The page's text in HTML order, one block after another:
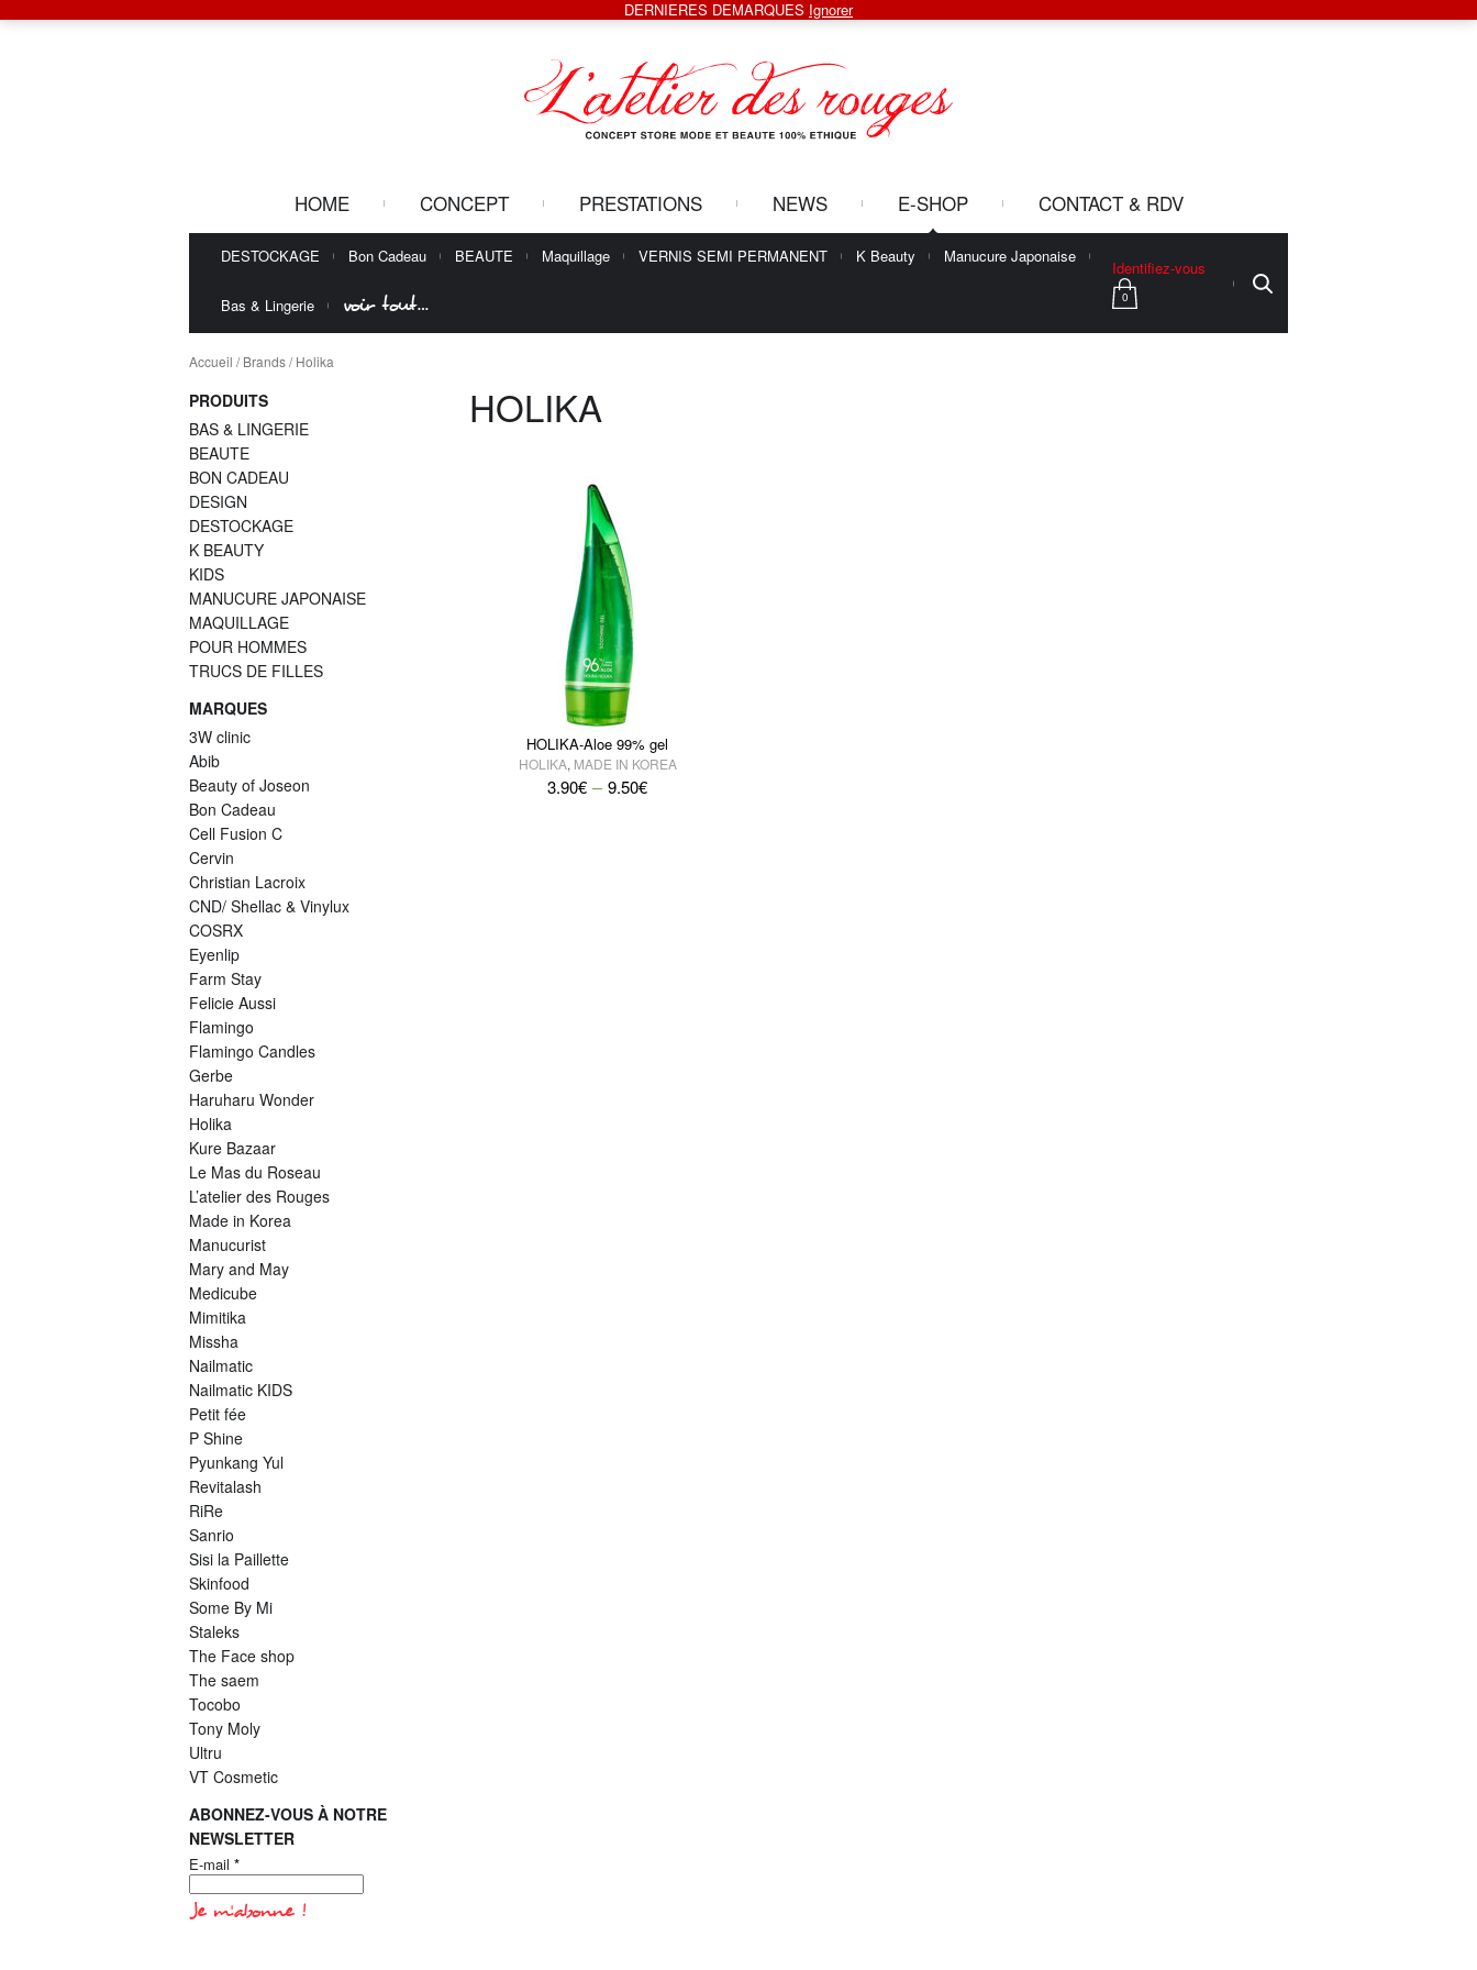
HOME CONCEPT PRESTATIONS NEWS E-SHOP CONTACT & RDV
DESTOCKAGE Bon Cadeau BEAUTE Maquillage VERNIS SEMI PERMANENT K Beauty Manucure Japonaise
Bas & Lingerie voir tout…
Identifiez-vous
0
Accueil / Brands / Holika
HOLIKA
HOLIKA-Aloe 99% gel
HOLIKA, MADE IN KOREA
3.90€ – 9.50€
PRODUITS
BAS & LINGERIE
BEAUTE
BON CADEAU
DESIGN
DESTOCKAGE
K BEAUTY
KIDS
MANUCURE JAPONAISE
MAQUILLAGE
POUR HOMMES
TRUCS DE FILLES
MARQUES
3W clinic
Abib
Beauty of Joseon
Bon Cadeau
Cell Fusion C
Cervin
Christian Lacroix
CND/ Shellac & Vinylux
COSRX
Eyenlip
Farm Stay
Felicie Aussi
Flamingo
Flamingo Candles
Gerbe
Haruharu Wonder
Holika
Kure Bazaar
Le Mas du Roseau
L’atelier des Rouges
Made in Korea
Manucurist
Mary and May
Medicube
Mimitika
Missha
Nailmatic
Nailmatic KIDS
Petit fée
P Shine
Pyunkang Yul
Revitalash
RiRe
Sanrio
Sisi la Paillette
Skinfood
Some By Mi
Staleks
The Face shop
The saem
Tocobo
Tony Moly
Ultru
VT Cosmetic
ABONNEZ-VOUS À NOTRE
NEWSLETTER
E-mail *
DERNIERES DEMARQUES Ignorer